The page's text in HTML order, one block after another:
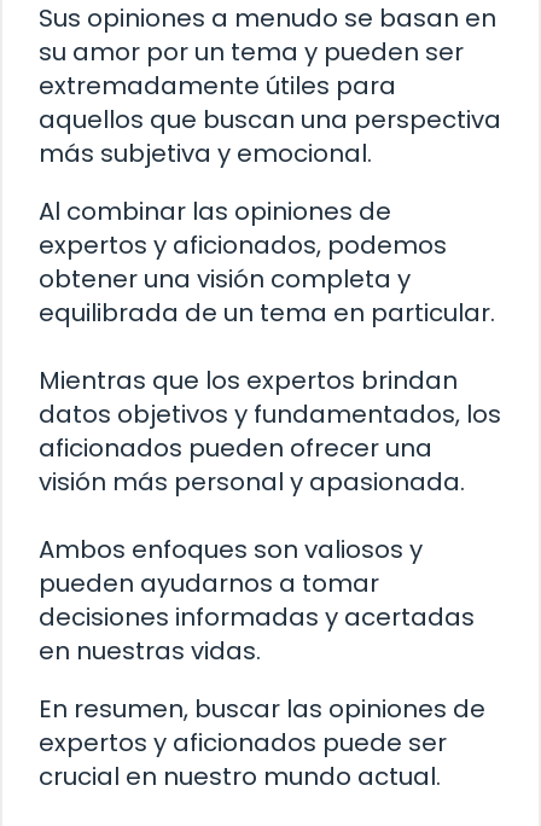
Sus opiniones a menudo se basan en
su amor por un tema y pueden ser
extremadamente útiles para
aquellos que buscan una perspectiva
más subjetiva y emocional.
Al combinar las opiniones de
expertos y aficionados, podemos
obtener una visión completa y
equilibrada de un tema en particular.
Mientras que los expertos brindan
datos objetivos y fundamentados, los
aficionados pueden ofrecer una
visión más personal y apasionada.
Ambos enfoques son valiosos y
pueden ayudarnos a tomar
decisiones informadas y acertadas
en nuestras vidas.
En resumen, buscar las opiniones de
expertos y aficionados puede ser
crucial en nuestro mundo actual.